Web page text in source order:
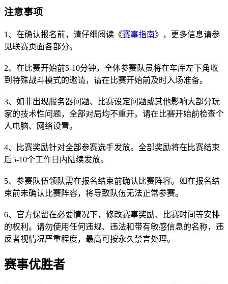
注意事项
1、在确认报名前，请仔细阅读《赛事指南》，更多信息请参
见联赛页面各部分。
2、在比赛开始前5-10分钟，全体参赛队员将在车库左下角收
到特殊战斗模式的邀请，请在比赛开始前及时入场准备。
3、如非出现服务器问题、比赛设定问题或其他影响大部分玩
家的技术性问题，全部对局均不重开。请在比赛开始前检查个
人电脑、网络设置。
4、比赛奖励针对全部参赛选手发放。全部奖励将在比赛结束
后5-10个工作日内陆续发放。
5、参赛队伍领队需在报名结束前确认比赛阵容。如在报名结
束前未确认比赛阵容，将导致队伍无法正常参赛。
6、官方保留在必要情况下，修改赛事奖励、比赛时间等安排
的权利。请勿使用任何违规、违法和带有敏感信息的名称，违
反者视情况严重程度，最高可按永久禁言处理。
赛事优胜者